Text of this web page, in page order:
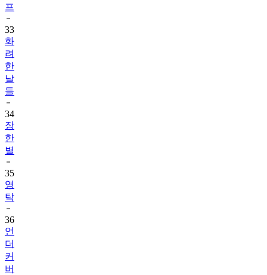
프
33
화
려
한
날
들
34
장
한
별
35
영
탁
36
언
더
커
버